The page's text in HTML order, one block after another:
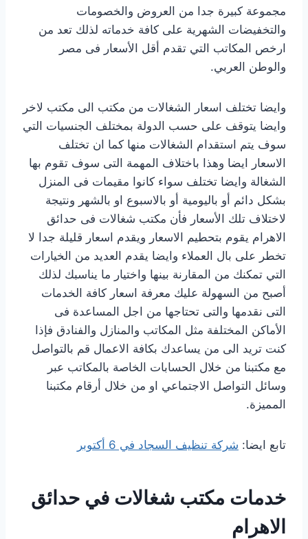
مجموعة كبيرة جدا من العروض والخصومات
والتخفيضات الشهرية على كافة خدماته لذلك تعد من
ارخص المكاتب التي تقدم أقل الأسعار فى مصر
والوطن العربي.
وايضا تختلف اسعار الشغالات من مكتب الى مكتب لاخر
وايضا يتوقف على حسب الدولة بمختلف الجنسيات التي
سوف يتم استقدام الشغالات منها كما ان تختلف
الاسعار ايضا وهذا باختلاف المهمة التى سوف تقوم بها
الشغالة وايضا تختلف سواء كانوا مقيمات فى المنزل
بشكل دائم أو باليومية أو بالاسبوع او بالشهر ونتيجة
لاختلاف تلك الأسعار فأن مكتب شغالات فى حدائق
الاهرام يقوم بتحطيم الاسعار ويقدم اسعار قليلة جدا لا
تخطر على بال العملاء وايضا يقدم العديد من الخيارات
التي تمكنك من المقارنة بينها واختيار ما يناسبك لذلك
أصبح من السهولة عليك معرفة اسعار كافة الخدمات
التى نقدمها والتى تحتاجها من اجل المساعدة فى
الأماكن المختلفة مثل المكاتب والمنازل والفنادق فإذا
كنت تريد الى من يساعدك بكافة الاعمال قم بالتواصل
مع مكتبنا من خلال الحسابات الخاصة بالمكاتب عبر
وسائل التواصل الاجتماعي او من خلال أرقام مكتبنا
المميزة.
تابع ايضا: شركة تنظيف السجاد في 6 أكتوبر
خدمات مكتب شغالات في حدائق
الاهرام